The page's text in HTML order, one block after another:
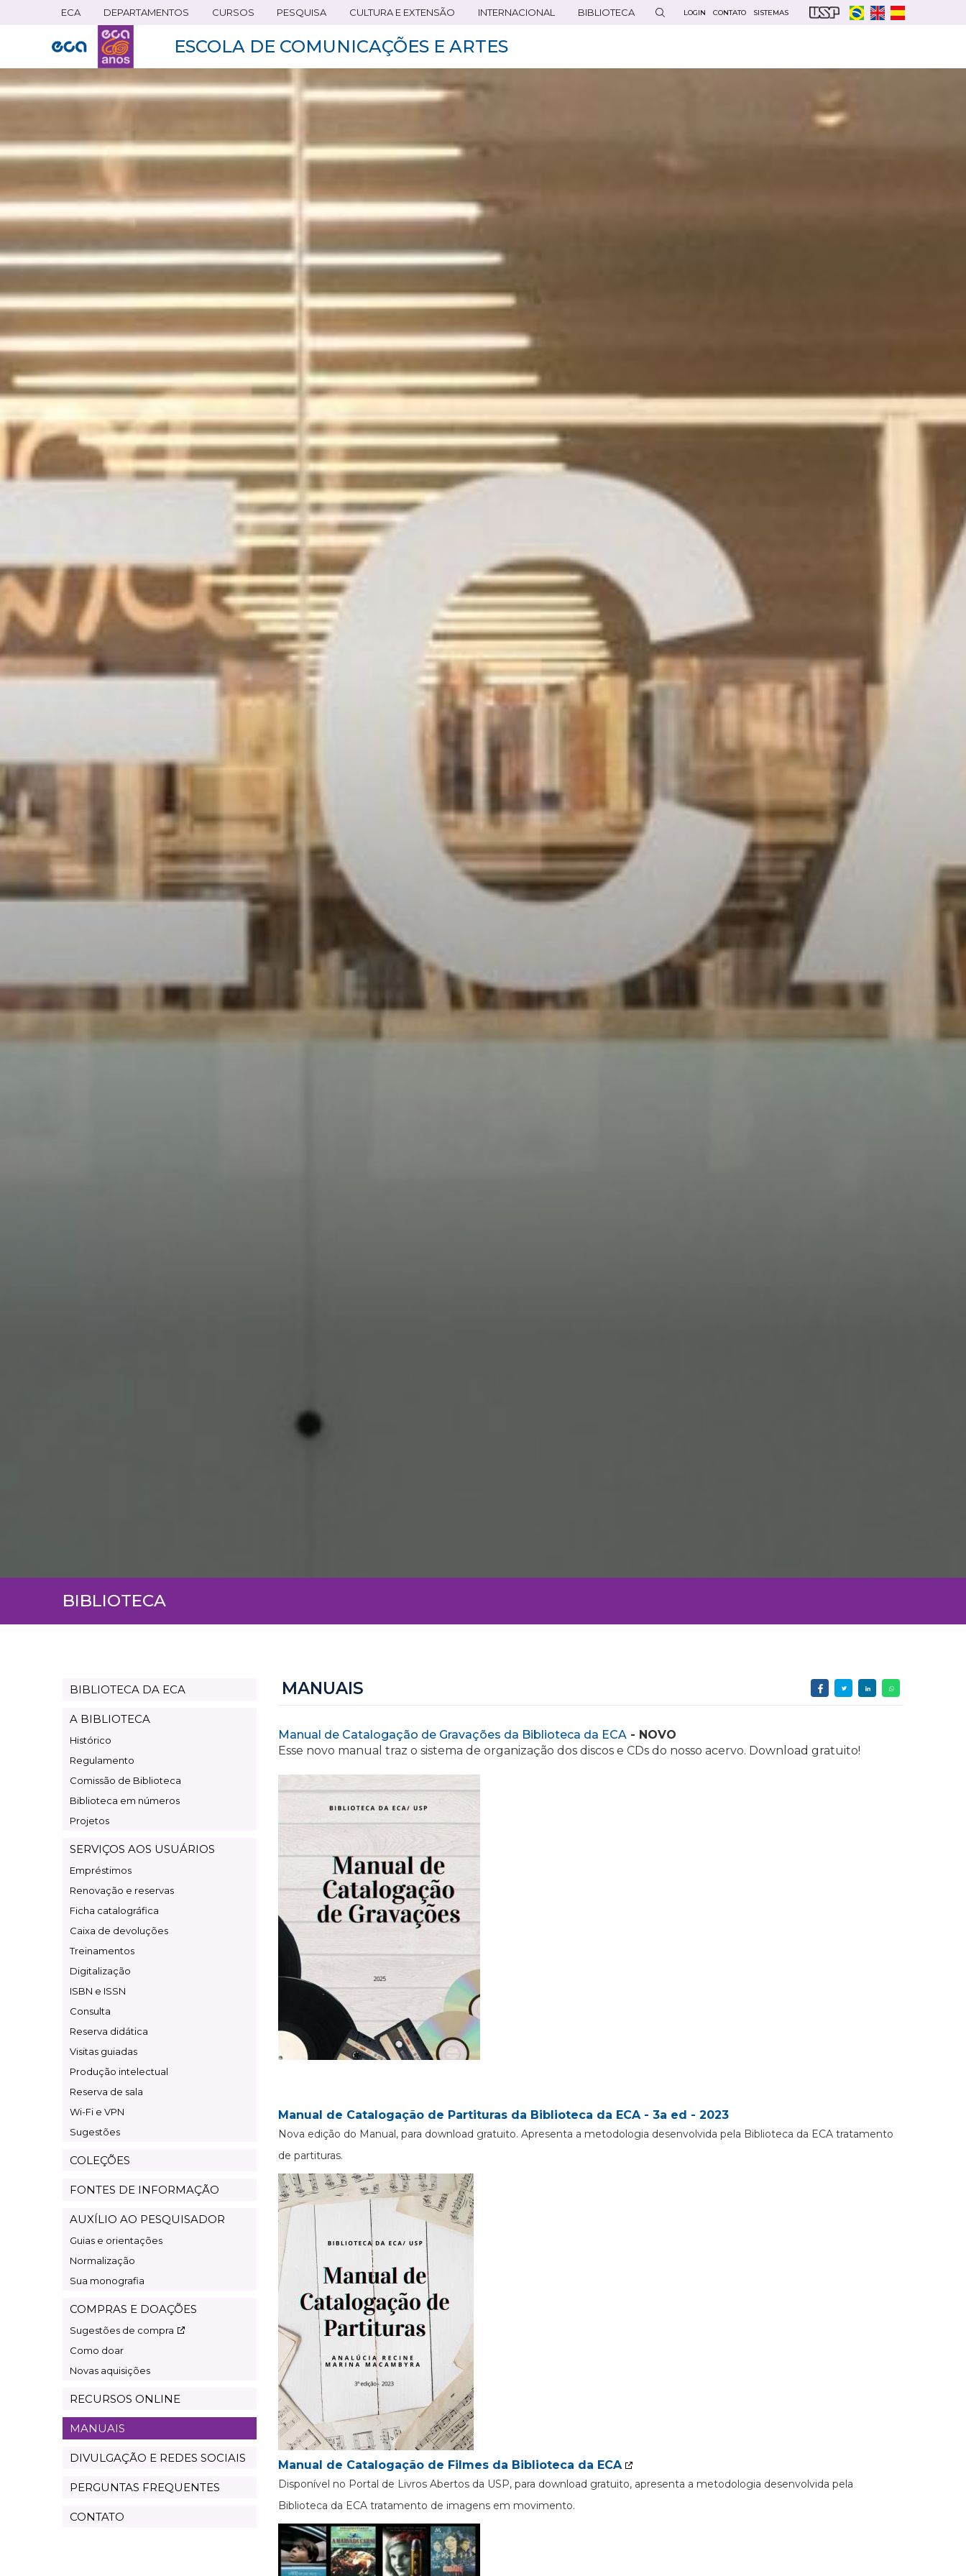
conteúdo
principal
ECA DEPARTAMENTOS CURSOS PESQUISA CULTURA E EXTENSÃO INTERNACIONAL BIBLIOTECA LOGIN CONTATO SISTEMAS
ESCOLA DE COMUNICAÇÕES E ARTES
BIBLIOTECA
Biblioteca
BIBLIOTECA DA ECA
A BIBLIOTECA
Histórico
Regulamento
Comissão de Biblioteca
Biblioteca em números
Projetos
SERVIÇOS AOS USUÁRIOS
Empréstimos
Renovação e reservas
Ficha catalográfica
Caixa de devoluções
Treinamentos
Digitalização
ISBN e ISSN
Consulta
Reserva didática
Visitas guiadas
Produção intelectual
Reserva de sala
Wi-Fi e VPN
Sugestões
COLEÇÕES
FONTES DE INFORMAÇÃO
AUXÍLIO AO PESQUISADOR
Guias e orientações
Normalização
Sua monografia
COMPRAS E DOAÇÕES
Sugestões de compra
Como doar
Novas aquisições
RECURSOS ONLINE
MANUAIS
DIVULGAÇÃO E REDES SOCIAIS
PERGUNTAS FREQUENTES
CONTATO
MANUAIS
Manual de Catalogação de Gravações da Biblioteca da ECA - NOVO
Esse novo manual traz o sistema de organização dos discos e CDs do nosso acervo. Download gratuito!
Manual de Catalogação de Partituras da Biblioteca da ECA - 3a ed - 2023
Nova edição do Manual, para download gratuito. Apresenta a metodologia desenvolvida pela Biblioteca da ECA tratamento
de partituras.
Manual de Catalogação de Filmes da Biblioteca da ECA
Disponível no Portal de Livros Abertos da USP, para download gratuito, apresenta a metodologia desenvolvida pela
Biblioteca da ECA tratamento de imagens em movimento.